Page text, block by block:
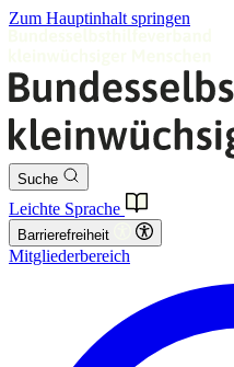
Zum Hauptinhalt springen
Suche
Leichte Sprache
Barrierefreiheit
Mitgliederbereich